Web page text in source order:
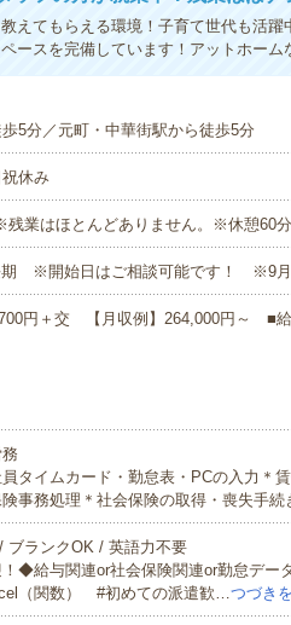
えてもらえる環境！子育て世代も活
ースを完備しています！アットホーム
5分／元町・中華街駅から徒歩5分
休み
業はほとんどありません。※休憩60分
期 ※開始日はご相談可能です！ ※9月
円＋交 【月収例】264,000円～ ■
員タイムカード・勤怠表・PCの入力＊
事務処理＊社会保険の取得・喪失手
ブランクOK / 英語力不要
◆給与関連or社会保険関連or勤怠デー
（関数） #初めての派遣歓…つづき